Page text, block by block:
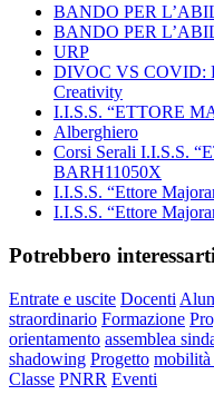
BANDO PER
BANDO PER
URP
DIVOC VS COVID:
Creativity
I.I.S.S. “ETTORE
Alberghiero
Corsi Serali I.I.S.S.
BARH11050X
I.I.S.S. “Ettore
I.I.S.S. “Ettore
Potrebbero interessarti
Entrate e uscite Docenti
straordinario Formazione
orientamento assemblea
shadowing Progetto mobilità
Classe PNRR Eventi